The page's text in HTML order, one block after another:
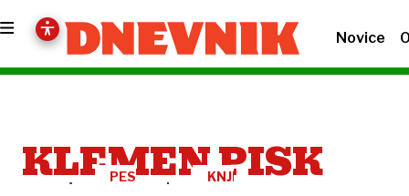
Novice
KLEMEN PISK
PESNIŠKI
KNJIGA